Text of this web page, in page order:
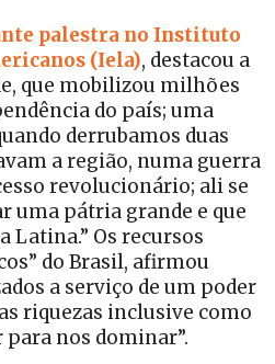
palestra no Instituto
(Iela), destacou a
que mobilizou milhões
do país; uma
derrubamos duas
a região, numa guerra
revolucionário; ali se
uma pátria grande e que
Latina.” Os recursos
do Brasil, afirmou
a serviço de um poder
riquezas inclusive como
nos dominar”.